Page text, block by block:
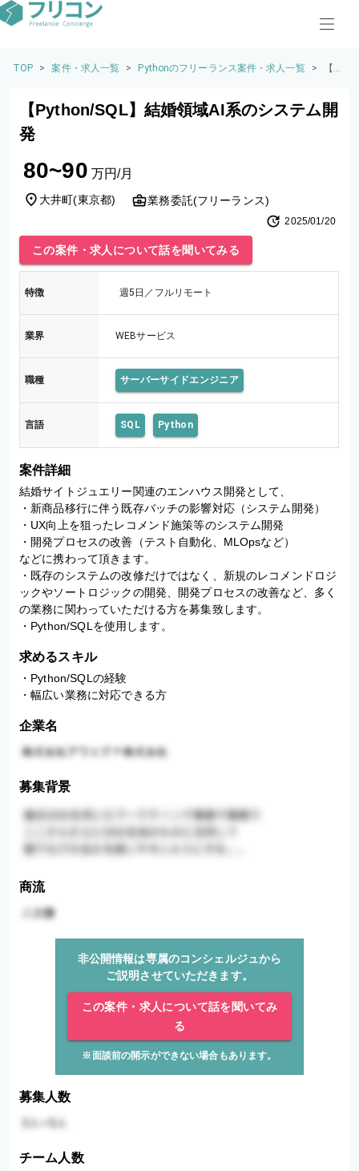
TOP > 案件・求人一覧 > Pythonのフリーランス案件・求人一覧 >
【P
SQ
発
【Python/SQL】結婚領域AI系のシステム開
発
80~90 万円/月
大井町(東京都) 業務委託(フリーランス)
2025/01/20
この案件・求人について話を聞いてみる
特徴 週5日／フルリモート
業界 WEBサービス
職種 サーバーサイドエンジニア
言語 SQL Python
案件詳細
結婚サイトジュエリー関連のエンハウス開発として、
・新商品移行に伴う既存バッチの影響対応（システム開発）
・UX向上を狙ったレコメンド施策等のシステム開発
・開発プロセスの改善（テスト自動化、MLOpsなど）
などに携わって頂きます。
・既存のシステムの改修だけではなく、新規のレコメンドロジ
ックやソートロジックの開発、開発プロセスの改善など、多く
の業務に関わっていただける方を募集致します。
・Python/SQLを使用します。
求めるスキル
・Python/SQLの経験
・幅広い業務に対応できる方
企業名
募集背景
商流
非公開情報は専属のコンシェルジュから
ご説明させていただきます。
この案件・求人について話を聞いてみ
る
※面談前の開示ができない場合もあります。
募集人数
チーム人数